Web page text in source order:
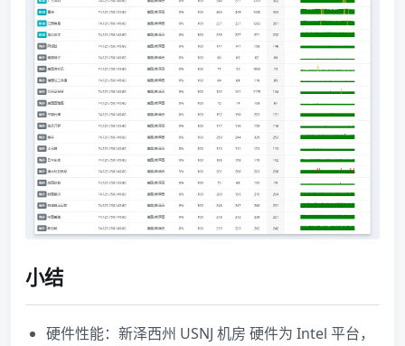
小结
硬件性能：新泽西州 USNJ 机房 硬件为 Intel 平台，